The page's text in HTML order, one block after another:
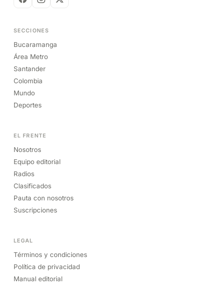
SECCIONES
Bucaramanga
Área Metro
Santander
Colombia
Mundo
Deportes
EL FRENTE
Nosotros
Equipo editorial
Radios
Clasificados
Pauta con nosotros
Suscripciones
LEGAL
Términos y condiciones
Política de privacidad
Manual editorial